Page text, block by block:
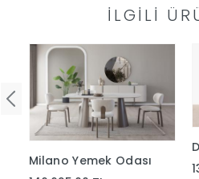
İLGILI
Milano Yemek Odası